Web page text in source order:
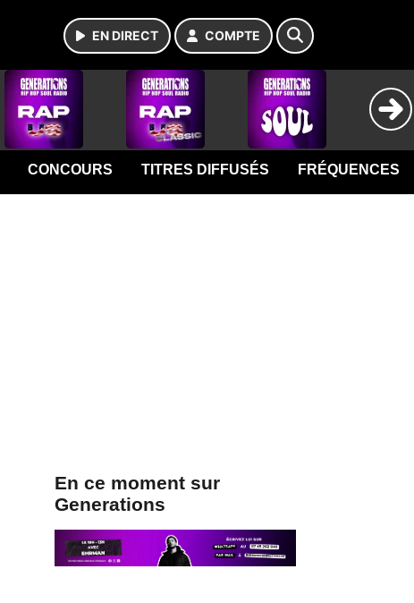
EN DIRECT COMPTE
CONCOURS TITRES DIFFUSÉS FRÉQUENCES
En ce moment sur
Generations